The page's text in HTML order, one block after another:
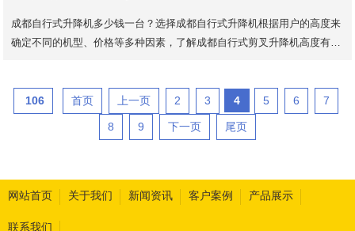
成都自行式升降机多少钱一台？选择成都自行式升降机根据用户的高度来
确定不同的机型、价格等多种因素，了解成都自行式剪叉升降机高度有6
106 首页 上一页 2 3 4 5 6 7
8 9 下一页 尾页
网站首页 关于我们 新闻资讯 客户案例 产品展示
联系我们